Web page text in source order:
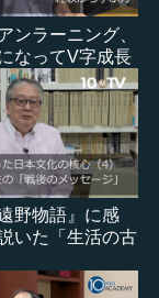
ンラーニング、
なってV字成長
野物語』に感
いた「生活の古